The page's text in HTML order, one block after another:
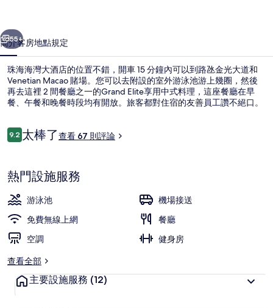
的
相
片
集
個 下一個
55+
簡介客房地點規定
珠海海灣大酒店的位置不錯，開車 15 分鐘內可以到路氹金光大道和
Venetian Macao 賭場。您可以去附設的室外游泳池游上幾圈，然後
再去這裡 2 間餐廳之一的Grand Elite享用中式料理，這座餐廳在早
餐、午餐和晚餐時段均有開放。旅客都對住宿的友善員工讚不絕口。
評
論
9.29.2 分，滿分 10 分，
太棒了查看 67 則評論
熱門設施服務
游泳池
機場接送
免費無線上網
餐廳
空調
健身房
查看全部
主要設施服務 (12)